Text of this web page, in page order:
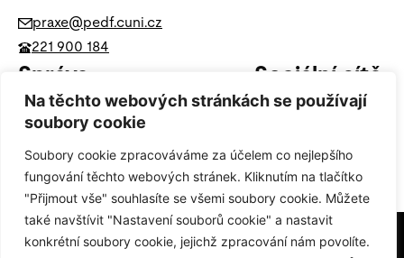
Na těchto webových stránkách se používají
soubory cookie
Soubory cookie zpracováváme za účelem co nejlepšího
fungování těchto webových stránek. Kliknutím na tlačítko
"Přijmout vše" souhlasíte se všemi soubory cookie. Můžete
také navštívit "Nastavení souborů cookie" a nastavit
konkrétní soubory cookie, jejichž zpracování nám povolíte.
praxe@pedf.cuni.cz
221 900 184
Správa
Ochrana osobních údajů (GDPR)
Nastavení cookies
Sociální sítě